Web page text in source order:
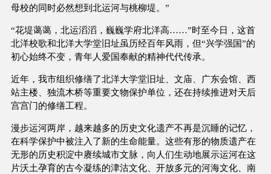
母校的同时必然想到北运河与桃柳堤。”
“花堤蔼蔼，北运滔滔，巍巍学府北洋高……”时至今日，这首
北洋校歌和北洋大学堂旧址虽历经百年风雨，但“兴学强国”的
初心始终不变，青年人爱国奉献的精神代代传承。
近年，我市组织修缮了北洋大学堂旧址、文庙、广东会馆、西
站主楼、独流木桥等重要文物保护单位，还在持续推进对天后
宫宫门的修缮工程。
漫步运河两岸，越来越多的历史文化遗产不再是沉睡的记忆，
在科学保护中被注入了新的生命能量。这些有形的物质遗产在
无形的历史积淀中赓续城市文脉，向人们生动地展示运河在这
片沃土孕育的古今凝练的津沽文化、开放多元的河海文化、南